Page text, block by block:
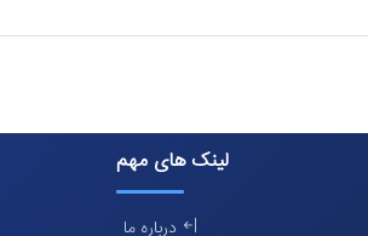
لینک های مهم
درباره ما